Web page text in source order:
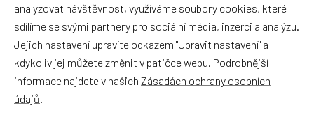
Recenze v detailu produktu a texty od zákazníků v poradně
odrážejí výhradně názory a stanoviska zákazníků. Provozovatel
e-shopu Dráček.cz texty zákazníků předem neschvaluje ani
neověřuje.
analyzovat návštěvnost, využíváme soubory cookies, které
sdílíme se svými partnery pro sociální média, inzerci a analýzu.
Jejich nastavení upravíte odkazem "Upravit nastavení" a
kdykoliv jej můžete změnit v patičce webu. Podrobnější
informace najdete v našich Zásadách ochrany osobních
údajů